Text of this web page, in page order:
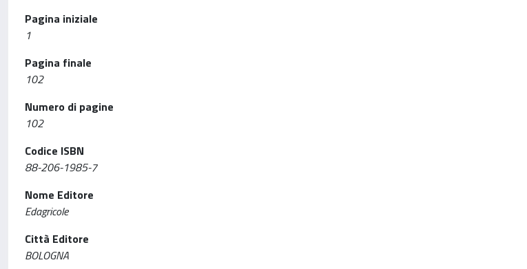
Pagina iniziale
1
Pagina finale
102
Numero di pagine
102
Codice ISBN
88-206-1985-7
Nome Editore
Edagricole
Città Editore
BOLOGNA